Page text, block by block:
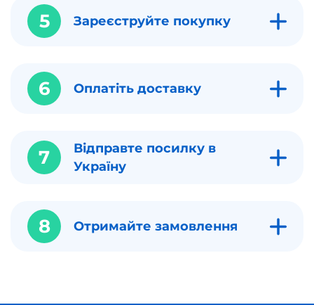
5 Зареєструйте покупку
6 Оплатіть доставку
7
Відправте посилку в
Україну
8 Отримайте замовлення